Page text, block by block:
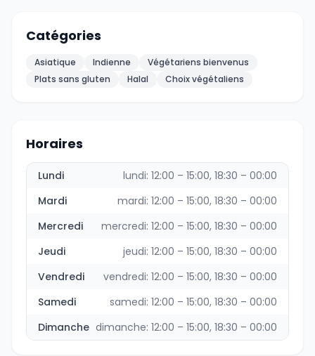
Catégories
Asiatique Indienne
Végétariens bienvenus
Plats sans gluten
Halal Choix végétaliens
Horaires
Lundi
lundi: 12:00 – 15:00, 18:30 – 00:00
Mardi
mardi: 12:00 – 15:00, 18:30 – 00:00
Mercredi
mercredi: 12:00 – 15:00, 18:30 – 00:00
Jeudi
jeudi: 12:00 – 15:00, 18:30 – 00:00
Vendredi
vendredi: 12:00 – 15:00, 18:30 – 00:00
Samedi
samedi: 12:00 – 15:00, 18:30 – 00:00
Dimanche dimanche: 12:00 – 15:00, 18:30 – 00:00